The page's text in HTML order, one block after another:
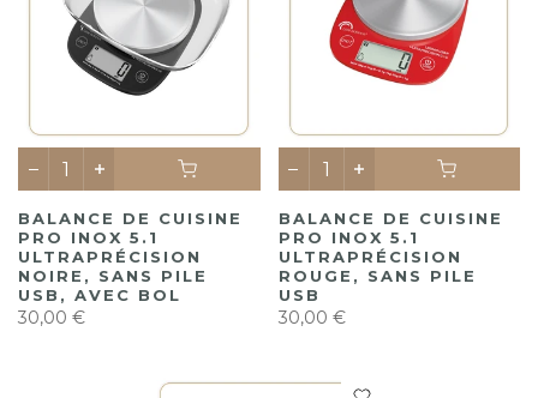
BALANCE DE CUISINE
PRO INOX 5.1
ULTRAPRÉCISION
NOIRE, SANS PILE
USB, AVEC BOL
30,00 €
BALANCE DE CUISINE
PRO INOX 5.1
ULTRAPRÉCISION
ROUGE, SANS PILE
USB
30,00 €